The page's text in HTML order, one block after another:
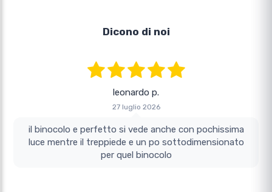
Dicono di noi
leonardo p.
27 luglio 2026
il binocolo e perfetto si vede anche con pochissima
luce mentre il treppiede e un po sottodimensionato
per quel binocolo